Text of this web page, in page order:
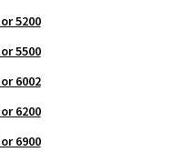
5200
5500
6002
6200
6900